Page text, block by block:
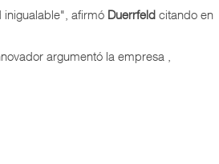
inigualable", afirmó Duerrfeld citando en
argumentó la empresa ,